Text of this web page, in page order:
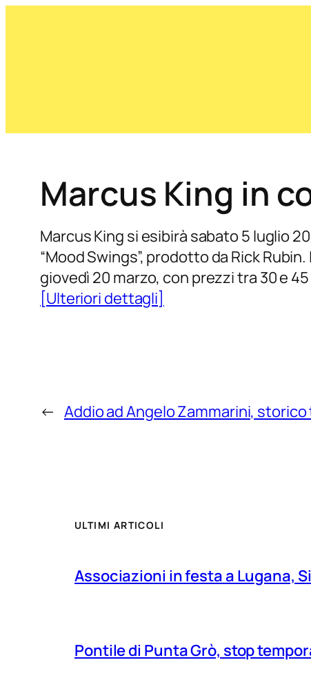
Marcus King in
Marcus King si esibirà sabato 5 luglio
“Mood Swings”, prodotto da Rick
giovedì 20 marzo, con prezzi tra 30 e
[Ulteriori dettagli]
← Addio ad Angelo Zammarini,
ULTIMI ARTICOLI
Associazioni in festa a Lugana,
Pontile di Punta Grò, stop